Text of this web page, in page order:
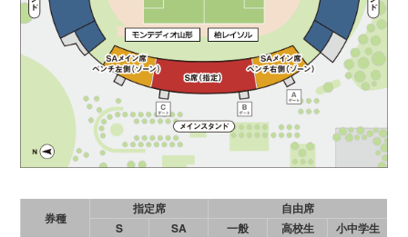
券種
指定席
自由席
S
SA 一般 高校生 小中学生